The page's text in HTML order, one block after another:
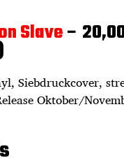
Slave–
Siebdruckcover,
Oktober/